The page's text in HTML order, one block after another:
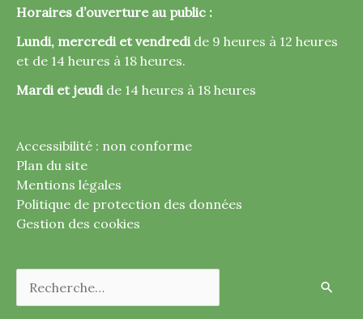
Horaires d’ouverture au public :
Lundi, mercredi et vendredi de 9 heures à 12 heures
et de 14 heures à 18 heures.
Mardi et jeudi de 14 heures à 18 heures
Accessibilité : non conforme
Plan du site
Mentions légales
Politique de protection des données
Gestion des cookies